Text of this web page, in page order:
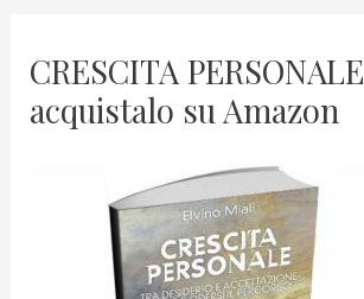
CRESCITA PERSONALE
acquistalo su Amazon